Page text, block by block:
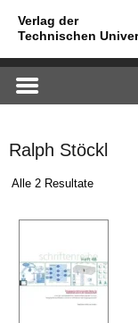
Ralph Stöckl
Alle 2 Resultate